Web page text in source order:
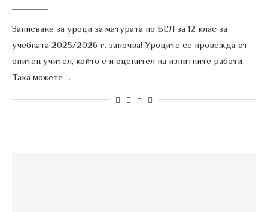
Записване за уроци за матурата по БЕЛ за 12 клас за
учебната 2025/2026 г. започва! Уроците се провежда от
опитен учител, който е и оценител на изпитните работи.
Така можете …